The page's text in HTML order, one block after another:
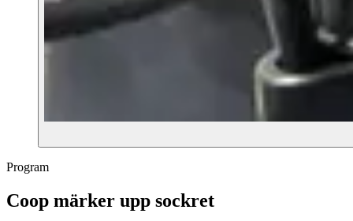
Program
Coop märker upp sockret